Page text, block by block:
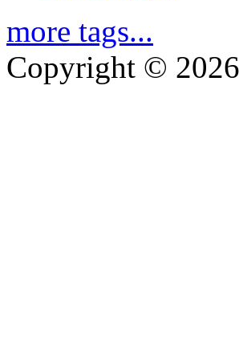
more tags...
Copyright ©